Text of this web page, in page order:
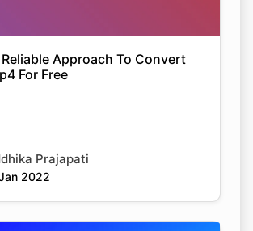
Approach To Convert
For Free
Prajapati
2022